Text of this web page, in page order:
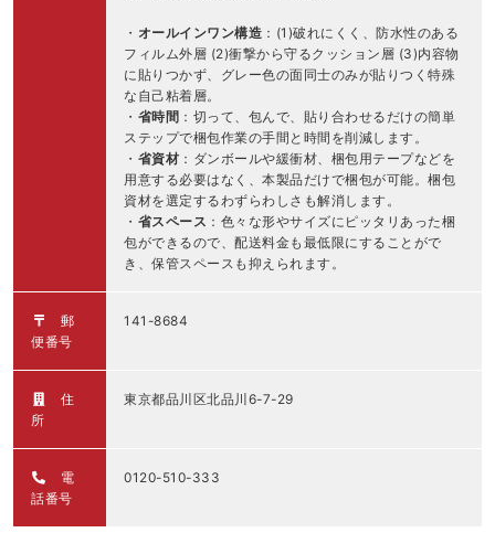
・ オールインワン構造 ：(1)破れにくく、防水性のある
フィルム外層 (2)衝撃から守るクッション層 (3)内容物
に貼りつかず、グレー色の面同士のみが貼りつく特殊
な自己粘着層。
・ 省時間 ：切って、包んで、貼り合わせるだけの簡単
ステップで梱包作業の手間と時間を削減します。
・ 省資材 ：ダンボールや緩衝材、梱包用テープなどを
用意する必要はなく、本製品だけで梱包が可能。梱包
資材を選定するわずらわしさも解消します。
・ 省スペース ：色々な形やサイズにピッタリあった梱
包ができるので、配送料金も最低限にすることがで
き、保管スペースも抑えられます。
郵
便番号
141-8684
住
所
東京都品川区北品川6-7-29
電
話番号
0120-510-333